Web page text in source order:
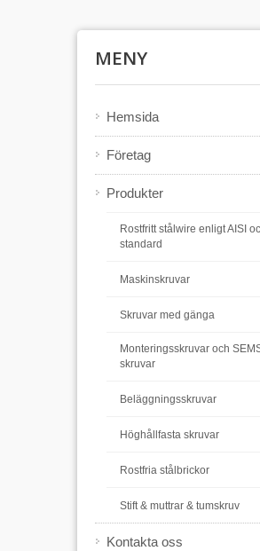
MENY
Hemsida
Företag
Produkter
Rostfritt stålwire enligt AISI
standard
Maskinskruvar
Skruvar med gänga
Monteringsskruvar och
skruvar
Beläggningsskruvar
Höghållfasta skruvar
Rostfria stålbrickor
Stift & muttrar & tumskruv
Kontakta oss